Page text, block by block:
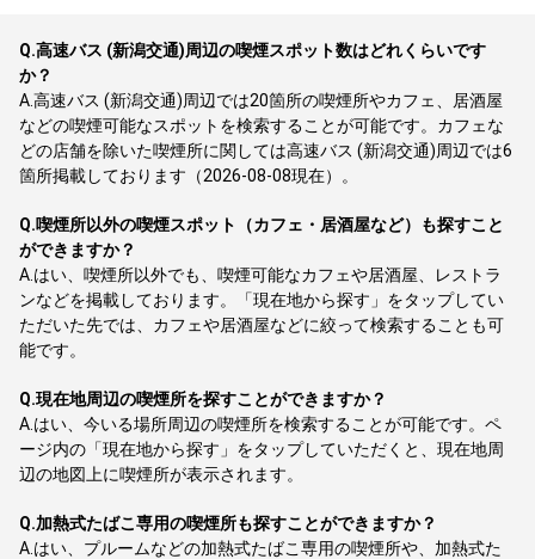
Q.高速バス (新潟交通)周辺の喫煙スポット数はどれくらいです
か？
A.高速バス (新潟交通)周辺では20箇所の喫煙所やカフェ、居酒屋
などの喫煙可能なスポットを検索することが可能です。カフェな
どの店舗を除いた喫煙所に関しては高速バス (新潟交通)周辺では6
箇所掲載しております（2026-08-08現在）。
Q.喫煙所以外の喫煙スポット（カフェ・居酒屋など）も探すこと
ができますか？
A. はい、喫煙所以外でも、喫煙可能なカフェや居酒屋、レストラ
ンなどを掲載しております。「現在地から探す」をタップしてい
ただいた先では、カフェや居酒屋などに絞って検索することも可
能です。
Q.現在地周辺の喫煙所を探すことができますか？
A. はい、今いる場所周辺の喫煙所を検索することが可能です。ペ
ージ内の「現在地から探す」をタップしていただくと、現在地周
辺の地図上に喫煙所が表示されます。
Q.加熱式たばこ専用の喫煙所も探すことができますか？
A. はい、プルームなどの加熱式たばこ専用の喫煙所や、加熱式た